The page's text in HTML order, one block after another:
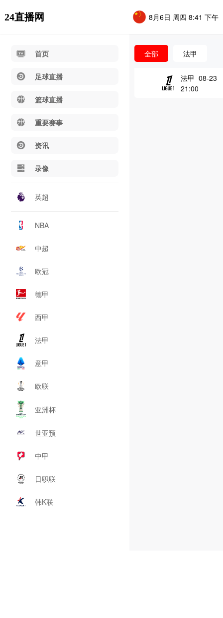
24直播网 8月6日 周四 8:41 下午
首页
足球直播
篮球直播
重要赛事
资讯
录像
英超
NBA
中超
欧冠
德甲
西甲
法甲
意甲
欧联
亚洲杯
世亚预
中甲
日职联
韩K联
全部 法甲
法甲 08-23
21:00